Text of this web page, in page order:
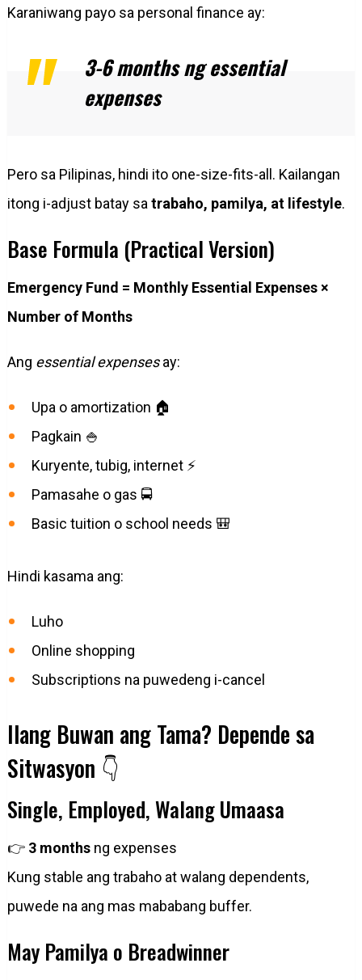
Karaniwang payo sa personal finance ay:
3-6 months ng essential
expenses
Pero sa Pilipinas, hindi ito one-size-fits-all. Kailangan
itong i-adjust batay satrabaho, pamilya, at lifestyle.
Base Formula (Practical Version)
Emergency Fund = Monthly Essential Expenses ×
Number of Months
Ang essential expensesay:
Upa o amortization 🏠
Pagkain 🍚
Kuryente, tubig, internet ⚡
Pamasahe o gas 🚍
Basic tuition o school needs 🎒
Hindi kasama ang:
Luho
Online shopping
Subscriptions na puwedeng i-cancel
Ilang Buwan ang Tama? Depende sa
Sitwasyon 👇
Single, Employed, Walang Umaasa
👉 3 monthsng expenses
Kung stable ang trabaho at walang dependents,
puwede na ang mas mababang buffer.
May Pamilya o Breadwinner